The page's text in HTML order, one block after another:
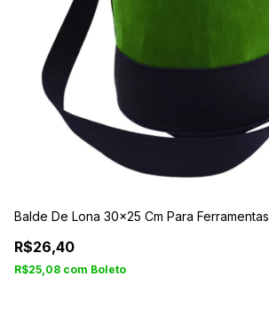
Balde De Lona 30x25 Cm Para Ferramentas
R$26,40
R$25,08 com Boleto